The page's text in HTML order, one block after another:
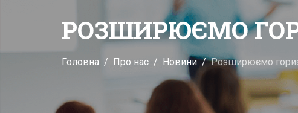
РОЗШИРЮЄМО
Головна Про нас Новини Розширюємо